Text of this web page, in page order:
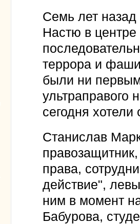
Семь лет назад
Настю в
террора и
были ни
ультраправого
сегодня
Станислав
права,
действие",
ним в момент
Бабурова,